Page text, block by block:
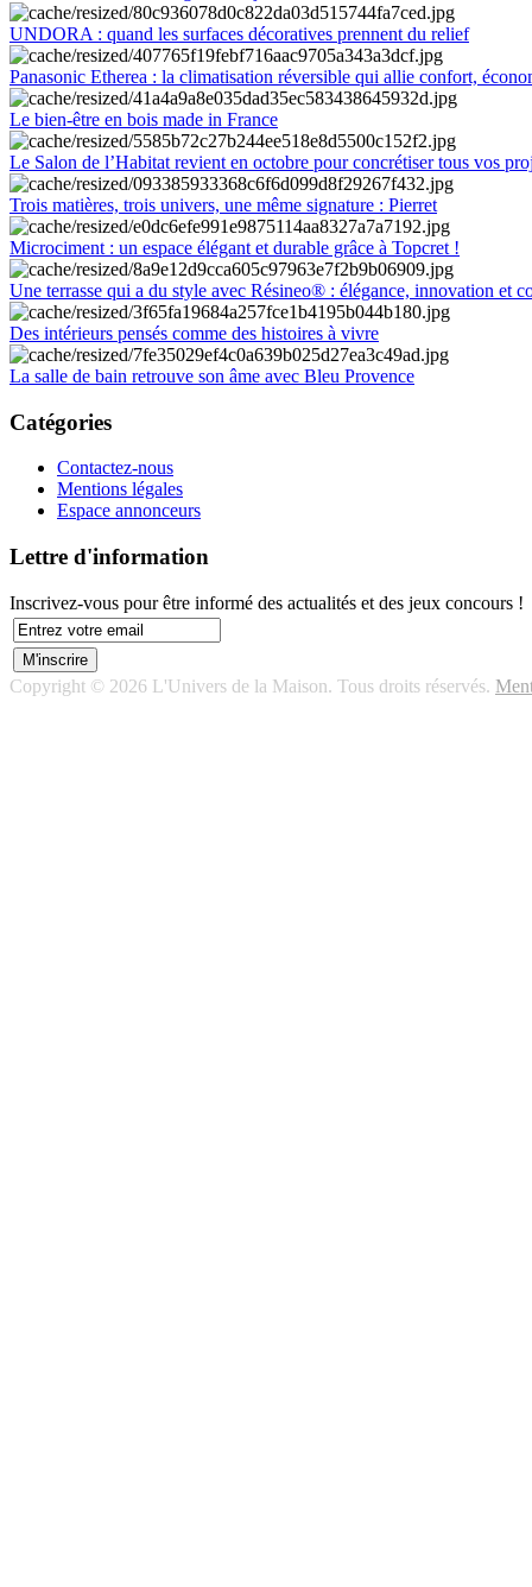
UNDORA : quand les surfaces décoratives prennent du relief
Panasonic Etherea : la climatisation réversible qui allie confort,
Le bien-être en bois made in France
Le Salon de l’Habitat revient en octobre pour concrétiser tous vos
Trois matières, trois univers, une même signature : Pierret
Microciment : un espace élégant et durable grâce à Topcret !
Une terrasse qui a du style avec Résineo® : élégance, innovation et
Des intérieurs pensés comme des histoires à vivre
La salle de bain retrouve son âme avec Bleu Provence
Catégories
Contactez-nous
Mentions légales
Espace annonceurs
Lettre d'information
Inscrivez-vous pour être informé des actualités et des jeux concours !
Copyright © 2026 L'Univers de la Maison. Tous droits réservés.